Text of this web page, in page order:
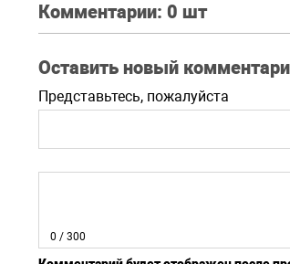
Комментарии: 0 шт
Оставить новый
Представьтесь, пожалуйста
0 / 300